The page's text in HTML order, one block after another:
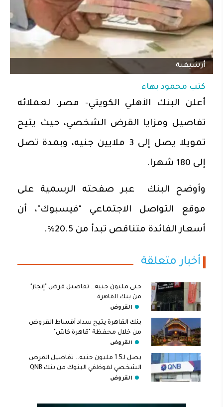
أرشيفية
كتب محمود بهاء
أعلن البنك الأهلي الكويتي- مصر، لعملائه
تفاصيل ومزايا القرض الشخصي، حيث يتيح
تمويلا يصل إلى 3 ملايين جنيه، وبمدة تصل
إلى 180 شهرا.
وأوضح البنك عبر صفحته الرسمية على
موقع التواصل الاجتماعي "فيسبوك"، أن
أسعار الفائدة متناقص تبدأ من 20.5%.
أخبار متعلقة
حتى مليون جنيه.. تفاصيل قرض "إنجاز"
من بنك القاهرة
القروض
بنك القاهرة يتيح سداد أقساط القروض
من خلال محفظة "قاهرة كاش"
القروض
يصل لـ1.5 مليون جنيه.. تفاصيل القرض
الشخصي لموظفي البنوك من بنك QNB
القروض